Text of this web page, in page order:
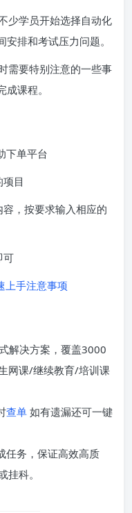
少学员开始选择自动化
排和考试压力问题。
需要特别注意的一些事
课程。
下单平台
目
，按要求输入相应的
可
上手注意事项
解决方案，覆盖3000
网课/继续教育/培训课
查单 如有遗漏还可一键
任务，保证高效高质
科。